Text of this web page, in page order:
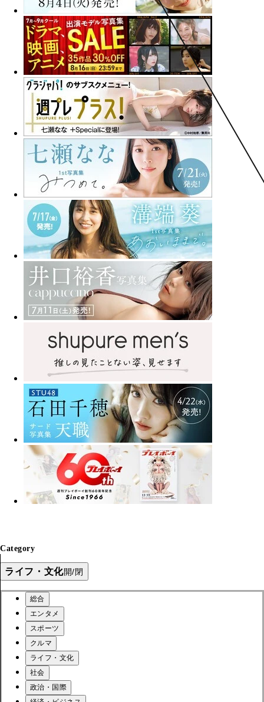
Category
ライフ・文化開/閉
総合
エンタメ
スポーツ
クルマ
ライフ・文化
社会
政治・国際